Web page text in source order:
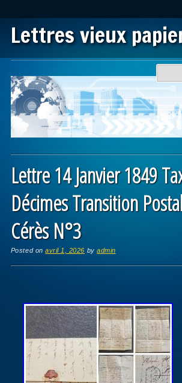
Lettres vieux
Main menu
Lettre 14 Janvier 1849
Décimes Transition
Cérès N°3
Posted onavril 1, 2026 byadmin